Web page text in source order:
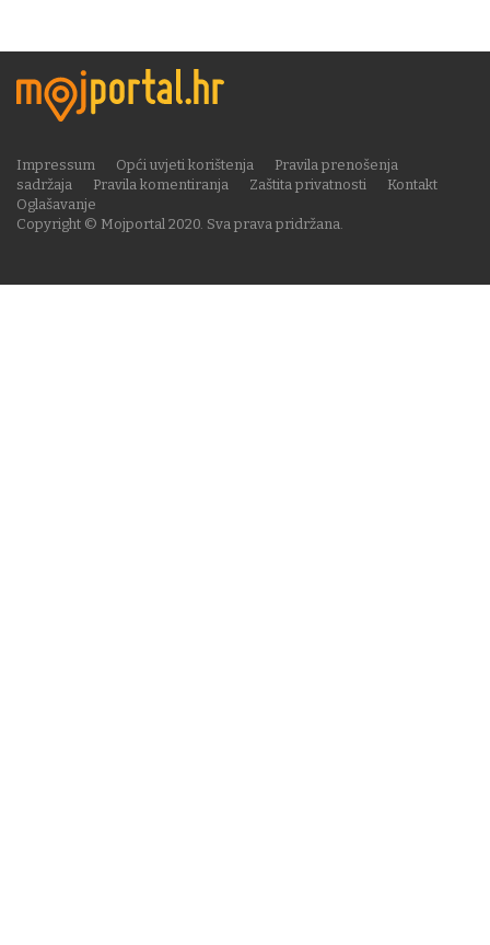
Copyright © Mojportal 2020. Sva prava pridržana.
Impressum Opći uvjeti korištenja
Pravila prenošenja
sadržaja
Pravila komentiranja Zaštita privatnosti
Kontakt
Oglašavanje